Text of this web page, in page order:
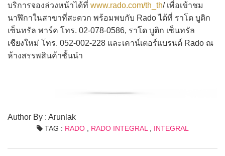
บริการจองล่วงหน้าได้ที่ www.rado.com/th_th/ เพื่อเข้าชม
นาฬิกาในสาขาที่สะดวก พร้อมพบกับ Rado ได้ที่ ราโด บูติก
เซ็นทรัล พาร์ค โทร. 02-078-0586, ราโด บูติก เซ็นทรัล
เชียงใหม่ โทร. 052-002-228 และเคาน์เตอร์แบรนด์ Rado ณ
ห้างสรรพสินค้าชั้นนำ
Author By : Arunlak
TAG : RADO, RADO INTEGRAL, INTEGRAL